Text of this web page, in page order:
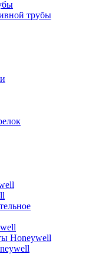
трубы
Honeywell